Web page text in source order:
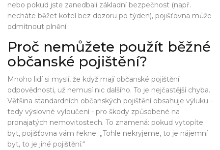
nebo pokud jste zanedbali základní bezpečnost (např.
necháte běžet kotel bez dozoru po týden), pojišťovna může
odmítnout plnění.
Proč nemůžete použít běžné
občanské pojištění?
Mnoho lidí si myslí, že když mají občanské pojištění
odpovědnosti, už nemusí nic dalšího. To je nejčastější chyba.
Většina standardních občanských pojištění obsahuje výluku -
tedy výslovné vyloučení - pro škody způsobené na
pronajatých nemovitostech. To znamená: pokud vytopíte
byt, pojišťovna vám řekne: „Tohle nekryjeme, to je nájemní
byt, to je jiné pojištění.“